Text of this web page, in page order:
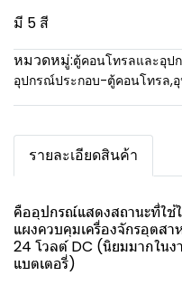
มี 5 สี
หมวดหมู่:ตู้คอนโทรลและอุป
อุปกรณ์ประกอบ-ตู้คอนโทรล,
รายละเอียดสินค้า
คืออุปกรณ์แสดงสถานะที่ใช้
แผงควบคุมเครื่องจักรอุตส
24 โวลต์ DC (นิยมมากในง
แบตเตอรี่)